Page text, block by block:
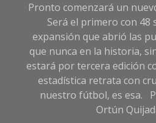
Pronto comenzará un
Será el primero con 48
expansión que abrió las
que nunca en la historia,
estará por tercera edición
estadística retrata con
nuestro fútbol, es esa.
Ortún